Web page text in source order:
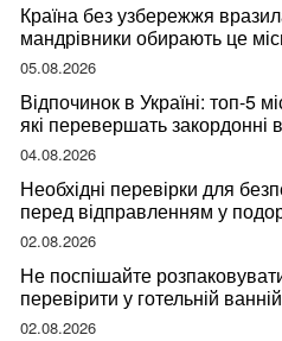
Країна без узбережжя
мандрівники обирають це
05.08.2026
Відпочинок в Україні: топ-5
які перевершать закордонні
04.08.2026
Необхідні перевірки для
перед відправленням у
02.08.2026
Не поспішайте
перевірити у готельній
мандрівниці
02.08.2026